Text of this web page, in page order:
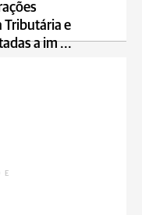
Tributária e
a im ...